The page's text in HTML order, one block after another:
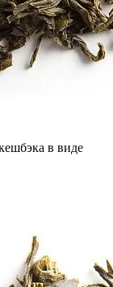
в виде